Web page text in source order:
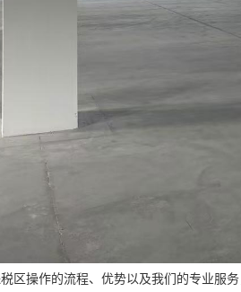
区操作的流程、优势以及我们的专业服